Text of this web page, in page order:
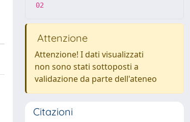
02
Attenzione
Attenzione! I dati visualizzati
non sono stati sottoposti a
validazione da parte dell'ateneo
Citazioni